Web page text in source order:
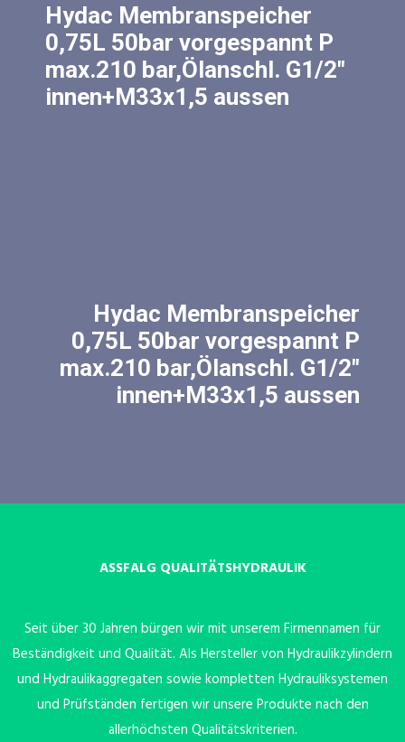
Hydac Membranspeicher
0,75L 50bar vorgespannt P
max.210 bar,Ölanschl. G1/2″
innen+M33x1,5 aussen
Hydac Membranspeicher
0,75L 50bar vorgespannt P
max.210 bar,Ölanschl. G1/2″
innen+M33x1,5 aussen
ASSFALG QUALITÄTSHYDRAULIK
Seit über 30 Jahren bürgen wir mit unserem Firmennamen für
Beständigkeit und Qualität. Als Hersteller von Hydraulikzylindern
und Hydraulikaggregaten sowie kompletten Hydrauliksystemen
und Prüfständen fertigen wir unsere Produkte nach den
allerhöchsten Qualitätskriterien.